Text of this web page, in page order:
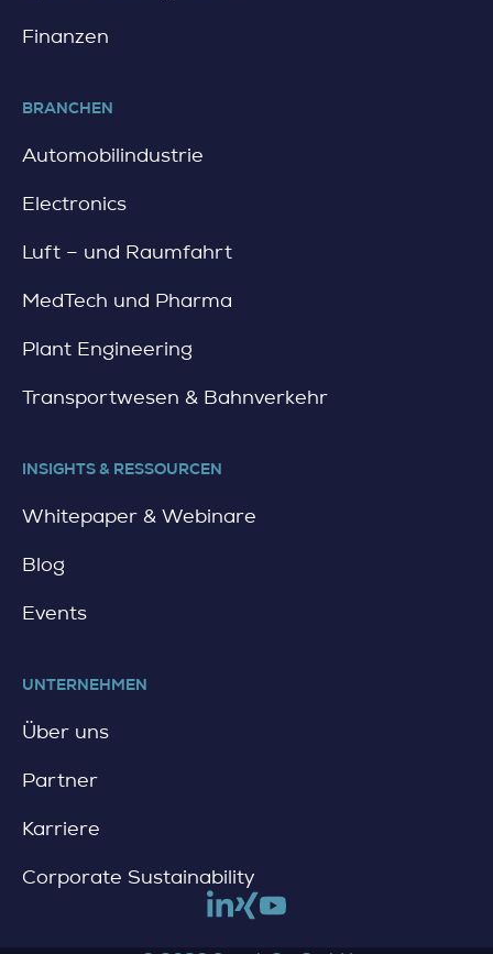
Finanzen
BRANCHEN
Automobilindustrie
Electronics
Luft – und Raumfahrt
MedTech und Pharma
Plant Engineering
Transportwesen & Bahnverkehr
INSIGHTS & RESSOURCEN
Whitepaper & Webinare
Blog
Events
UNTERNEHMEN
Über uns
Partner
Karriere
Corporate Sustainability
Link to linkedin
Link to xing